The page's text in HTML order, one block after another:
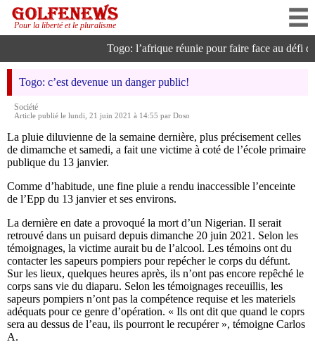
Pour la liberté et le pluralisme
Togo: l’afrique réunie pour faire face au défi
Togo: c’est devenue un danger public!
Société
Article publié le lundi, 21 juin 2021 à 14:55 par Doso
La pluie diluvienne de la semaine dernière, plus précisement celles
de dimamche et samedi, a fait une victime à coté de l’école primaire
publique du 13 janvier.
Comme d’habitude, une fine pluie a rendu inaccessible l’enceinte
de l’Epp du 13 janvier et ses environs.
La dernière en date a provoqué la mort d’un Nigerian. Il serait
retrouvé dans un puisard depuis dimanche 20 juin 2021. Selon les
témoignages, la victime aurait bu de l’alcool. Les témoins ont du
contacter les sapeurs pompiers pour repécher le corps du défunt.
Sur les lieux, quelques heures après, ils n’ont pas encore repêché le
corps sans vie du diaparu. Selon les témoignages receuillis, les
sapeurs pompiers n’ont pas la compétence requise et les materiels
adéquats pour ce genre d’opération. « Ils ont dit que quand le coprs
sera au dessus de l’eau, ils pourront le recupérer », témoigne Carlos
A.